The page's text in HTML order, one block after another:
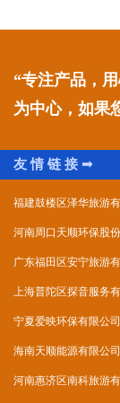
“专注产品，
为中心，如果
福建鼓楼区泽华旅游
河南周口天顺环保股
广东福田区安宁旅游
上海普陀区探音服务
宁夏爱映环保有限公司
海南天顺能源有限公司
河南惠济区南科旅游